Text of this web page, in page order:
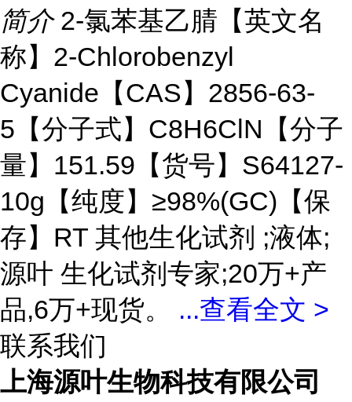
简介 2-氯苯基乙腈【英文名
称】2-Chlorobenzyl
Cyanide【CAS】2856-63-
5【分子式】C8H6ClN【分子
量】151.59【货号】S64127-
10g【纯度】≥98%(GC)【保
存】RT 其他生化试剂 ;液体;
源叶 生化试剂专家;20万+产
品,6万+现货。 ...查看全文 >
联系我们
上海源叶生物科技有限公司